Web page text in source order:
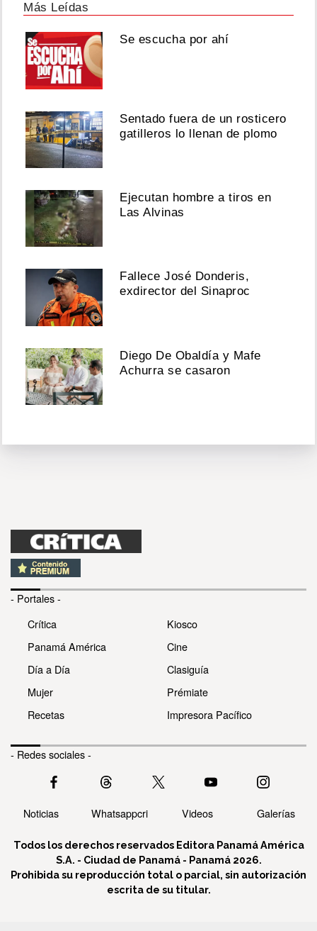
Más Leídas
Se escucha por ahí
Sentado fuera de un rosticero
gatilleros lo llenan de plomo
Ejecutan hombre a tiros en
Las Alvinas
Fallece José Donderis,
exdirector del Sinaproc
Diego De Obaldía y Mafe
Achurra se casaron
- Portales -
Crítica
Panamá América
Día a Día
Mujer
Recetas
Kiosco
Cine
Clasiguía
Prémiate
Impresora Pacífico
- Redes sociales -
Noticias Whatsappcri Videos Galerías
Todos los derechos reservados Editora Panamá América
S.A. - Ciudad de Panamá - Panamá 2026.
Prohibida su reproducción total o parcial, sin autorización
escrita de su titular.